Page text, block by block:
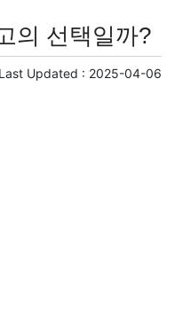
의 선택일까?
Last Updated : 2025-04-06